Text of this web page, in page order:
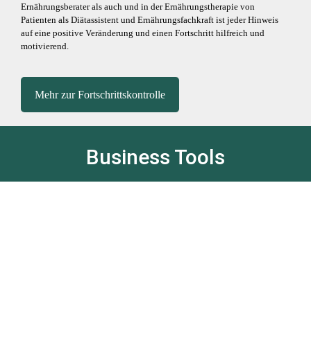
Ernährungsberater als auch und in der Ernährungstherapie von
Patienten als Diätassistent und Ernährungsfachkraft ist jeder Hinweis
auf eine positive Veränderung und einen Fortschritt hilfreich und
motivierend.
Mehr zur Fortschrittskontrolle
Business Tools